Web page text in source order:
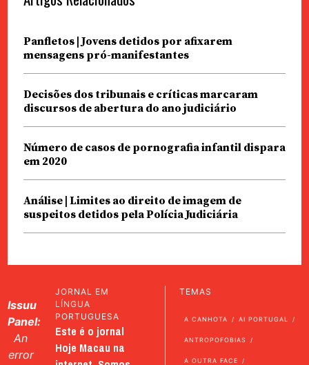
Panfletos | Jovens detidos por afixarem
mensagens pró-manifestantes
Decisões dos tribunais e críticas marcaram
discursos de abertura do ano judiciário
Número de casos de pornografia infantil dispara
em 2020
Análise | Limites ao direito de imagem de
suspeitos detidos pela Polícia Judiciária
Issuu
Panel:
An
error
JORNAL EM
LÍNGUA
PORTUGUESA
Este é o jornal
Hoje Macau na
TEMAS
A CANHOTA AI PORTUGAL
ANTROPOFOBIAS
A OUTRA FACE